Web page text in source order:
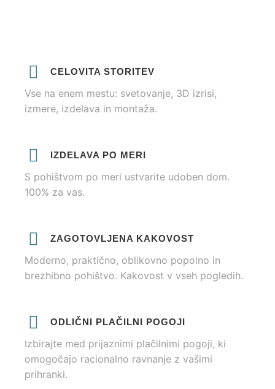
CELOVITA STORITEV
Vse na enem mestu: svetovanje, 3D izrisi,
izmere, izdelava in montaža.
IZDELAVA PO MERI
S pohištvom po meri ustvarite udoben dom.
100% za vas.
ZAGOTOVLJENA KAKOVOST
Moderno, praktično, oblikovno popolno in
brezhibno pohištvo. Kakovost v vseh pogledih.
ODLIČNI PLAČILNI POGOJI
Izbirajte med prijaznimi plačilnimi pogoji, ki
omogočajo racionalno ravnanje z vašimi
prihranki.